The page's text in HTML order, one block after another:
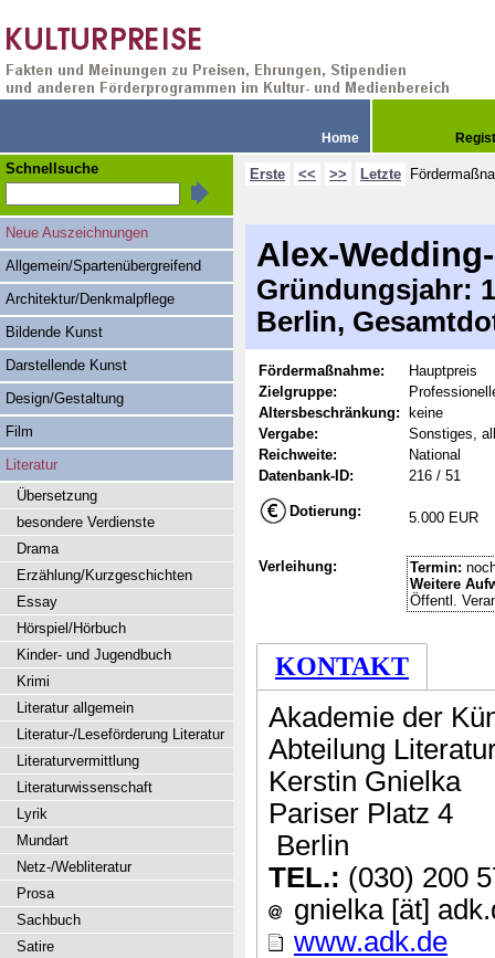
Home
Erste << >> Letzte
Alex-
Gründungsjahr:
Berlin,
Fördermaßnahme:
Hauptpreis
Zielgruppe:
Altersbeschränkung:
keine
Vergabe:
Sonstiges,
Reichweite:
National
Datenbank-ID:
216 / 51
Dotierung: 5.000 EUR
Verleihung: Termin:
Weitere
Öffentl.
KONTAKT
Akademie der
Abteilung
Kerstin Gnielka
Pariser Platz 4
Berlin
TEL.: (030) 200
gnielka [ät]
www.adk.de
Schnellsuche
Neue Auszeichnungen
Allgemein/Spartenübergreifend
Architektur/Denkmalpflege
Bildende Kunst
Darstellende Kunst
Design/Gestaltung
Film
Literatur
Übersetzung
besondere Verdienste
Drama
Erzählung/Kurzgeschichten
Essay
Hörspiel/Hörbuch
Kinder- und Jugendbuch
Krimi
Literatur allgemein
Literatur-/Leseförderung Literatur
Literaturvermittlung
Literaturwissenschaft
Lyrik
Mundart
Netz-/Webliteratur
Prosa
Sachbuch
Satire